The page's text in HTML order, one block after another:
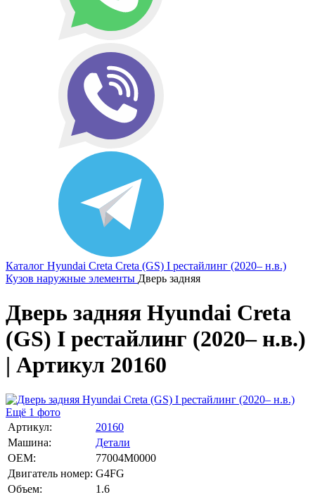
Каталог Hyundai Creta Creta (GS) I рестайлинг (2020– н.в.)
Кузов наружные элементы Дверь задняя
Дверь задняя Hyundai Creta
(GS) I рестайлинг (2020– н.в.)
| Артикул 20160
Ещё 1 фото
Артикул:
20160
Машина:
Детали
OEM:
77004M0000
Двигатель номер: G4FG
Объем:
1.6